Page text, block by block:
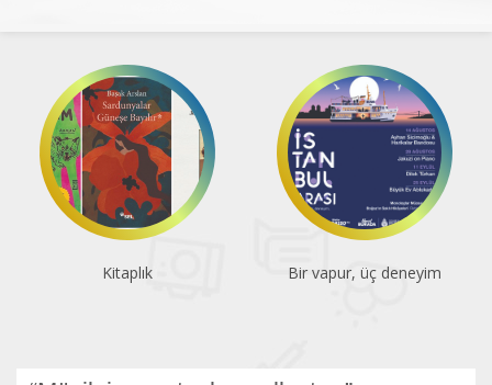
Bir vapur, üç deneyim Atatürk Kitaplığı